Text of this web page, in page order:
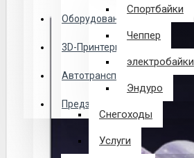
Оборудование
3D-Принтеры
Автотранспорт
Предзаказ из Китая
0 товар(ов) - 0 р.
В корзине пусто!
Спортбайки
Чеппер
электробайки
Эндуро
Снегоходы
Услуги